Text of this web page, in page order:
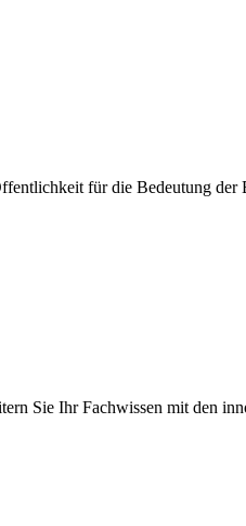
für die Bedeutung
Sie Ihr Fachwissen mit den